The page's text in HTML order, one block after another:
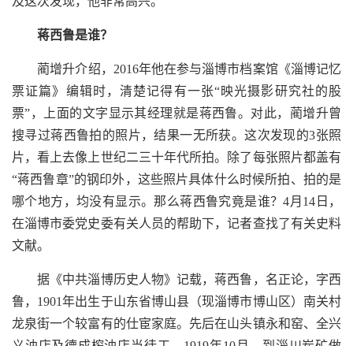
蒋西鲁是谁？
蔺增升介绍，2016年他在参与淄博市档案馆《淄博记忆
票证篇》编辑时，清楚记得有一张“映光摄影研究社的股
票”，上面的文字显示其经理就是蒋西鲁。对此，蔺增升曾
搜寻过蒋西鲁拍的照片，结果一无所获。这次发现的3张照
片，看上去像上世纪二三十年代所拍。除了每张照片都盖有
“蒋西鲁章”的钢印外，这些照片具体什么时候所拍、拍的是
哪个地方，均没有显示。那么蒋西鲁究竟是谁？4月14日，
在淄博市委党史委有关人员的帮助下，记者查找了有关史料
文献。
据《中共淄博历史人物》记载，蒋西鲁，名正论，字西
鲁，1901年出生于山东省博山县（现淄博市博山区）南关村
龙泉街一个较富有的仕宦家庭。先后在山头镇永和窑、全兴